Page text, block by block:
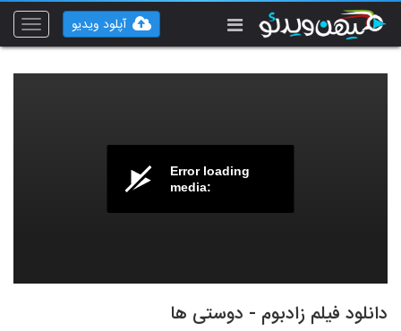
Toggle
آپلود ویدیو
Error loading
media:
دانلود فیلم زادبوم - دوستی ها